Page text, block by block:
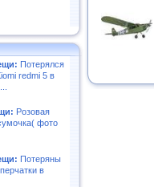
Потерялся
redmi 5 в
Розовая
фото
Потеряны
в